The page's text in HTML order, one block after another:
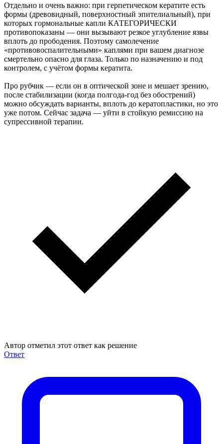
Отдельно и очень важно: при герпетическом кератите есть
формы (древовидный, поверхностный эпителиальный), при
которых гормональные капли КАТЕГОРИЧЕСКИ
противопоказаны — они вызывают резкое углубление язвы
вплоть до прободения. Поэтому самолечение
«противовоспалительными» каплями при вашем диагнозе
смертельно опасно для глаза. Только по назначению и под
контролем, с учётом формы кератита.
Про рубчик — если он в оптической зоне и мешает зрению,
после стабилизации (когда полгода-год без обострений)
можно обсуждать варианты, вплоть до кератопластики, но это
уже потом. Сейчас задача — уйти в стойкую ремиссию на
супрессивной терапии.
Автор отметил этот ответ как решение
Ответ